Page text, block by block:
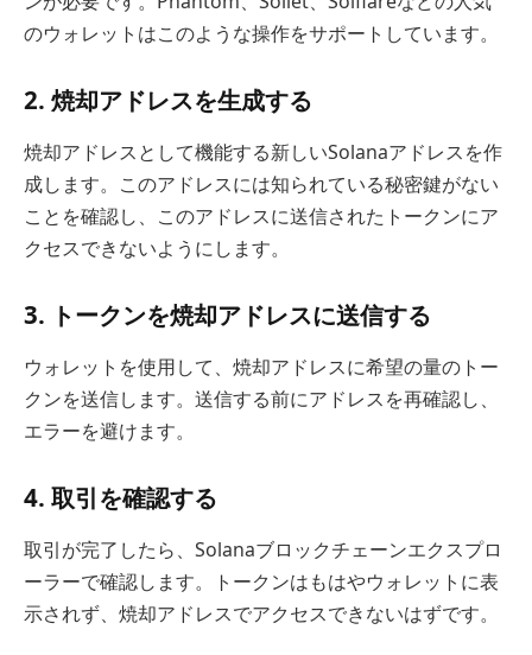
のウォレットはこのような操作をサポートしています。
2. 焼却アドレスを生成する
焼却アドレスとして機能する新しいSolanaアドレスを作
成します。このアドレスには知られている秘密鍵がない
ことを確認し、このアドレスに送信されたトークンにア
クセスできないようにします。
3. トークンを焼却アドレスに送信する
ウォレットを使用して、焼却アドレスに希望の量のトー
クンを送信します。送信する前にアドレスを再確認し、
エラーを避けます。
4. 取引を確認する
取引が完了したら、Solanaブロックチェーンエクスプロ
ーラーで確認します。トークンはもはやウォレットに表
示されず、焼却アドレスでアクセスできないはずです。